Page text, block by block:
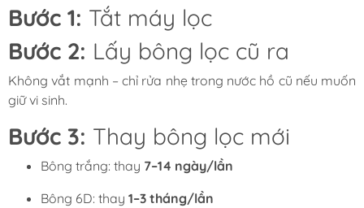
Bước 1: Tắt máy lọc
Bước 2: Lấy bông lọc cũ ra
Không vắt mạnh – chỉ rửa nhẹ trong nước hồ cũ nếu muốn
giữ vi sinh.
Bước 3: Thay bông lọc mới
Bông trắng: thay 7–14 ngày/lần
Bông 6D: thay 1–3 tháng/lần